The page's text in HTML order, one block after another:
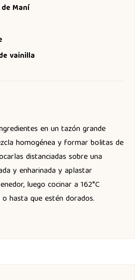
Maní
vainilla
en un tazón grande
homogénea y formar bolitas de
distanciadas sobre una
y enharinada y aplastar
luego cocinar a 162°C
hasta que estén dorados.